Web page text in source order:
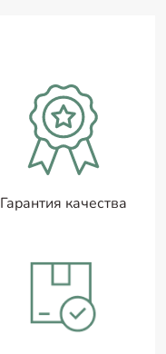
Гарантия качества